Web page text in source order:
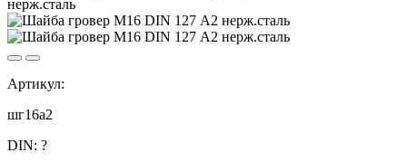
нерж.сталь
Артикул:
шг16а2
DIN: ?